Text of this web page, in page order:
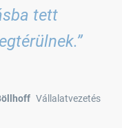
tett
Vállalatvezetés